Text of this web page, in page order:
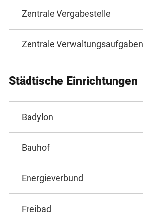
Zentrale Vergabestelle
Zentrale Verwaltungsaufgaben
Städtische Einrichtungen
Badylon
Bauhof
Energieverbund
Freibad